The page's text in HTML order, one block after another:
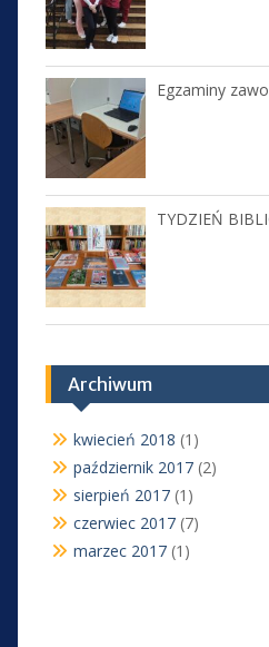
Egzaminy
TYDZIEŃ
Archiwum
kwiecień 2018 (1)
październik 2017(2)
sierpień 2017(1)
czerwiec 2017(7)
marzec 2017(1)